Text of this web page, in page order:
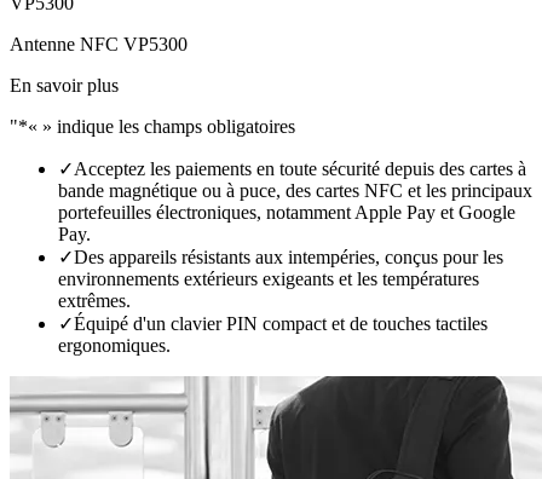
Antenne NFC VP5300
En savoir plus
"*« » indique les champs obligatoires
✓Acceptez les paiements en toute sécurité depuis des cartes à
bande magnétique ou à puce, des cartes NFC et les principaux
portefeuilles électroniques, notamment Apple Pay et Google
Pay.
✓Des appareils résistants aux intempéries, conçus pour les
environnements extérieurs exigeants et les températures
extrêmes.
✓Équipé d'un clavier PIN compact et de touches tactiles
ergonomiques.